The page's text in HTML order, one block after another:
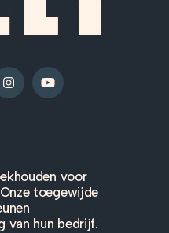
voor
toegewijde
van hun bedrijf.